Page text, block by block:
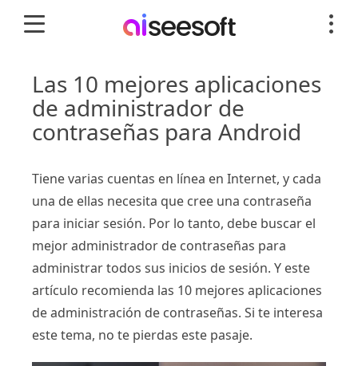
Las 10 mejores aplicaciones
de administrador de
contraseñas para Android
Tiene varias cuentas en línea en Internet, y cada
una de ellas necesita que cree una contraseña
para iniciar sesión. Por lo tanto, debe buscar el
mejor administrador de contraseñas para
administrar todos sus inicios de sesión. Y este
artículo recomienda las 10 mejores aplicaciones
de administración de contraseñas. Si te interesa
este tema, no te pierdas este pasaje.